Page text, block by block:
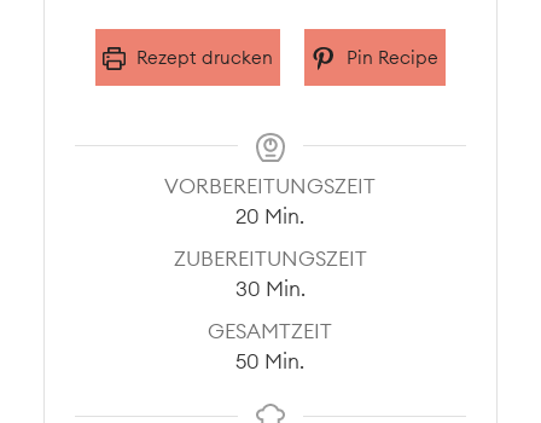
Rezept drucken Pin Recipe
VORBEREITUNGSZEIT
20 Minuten
Min.
ZUBEREITUNGSZEIT
30Minuten
Min.
GESAMTZEIT
50 Minuten
Min.